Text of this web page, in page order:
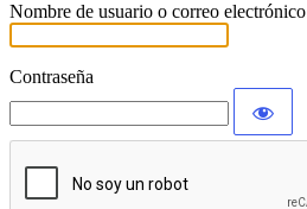
Nombre de usuario o correo electrónico
Contraseña